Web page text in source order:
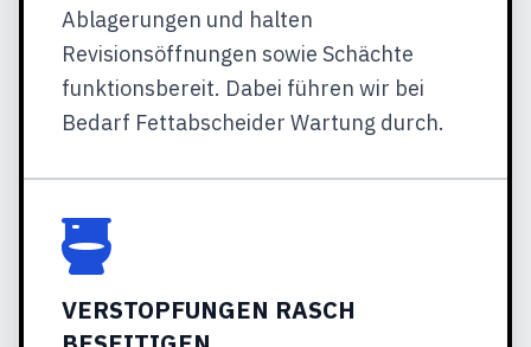
Ablagerungen und halten
Revisionsöffnungen sowie Schächte
funktionsbereit. Dabei führen wir bei
Bedarf Fettabscheider Wartung durch.
VERSTOPFUNGEN RASCH